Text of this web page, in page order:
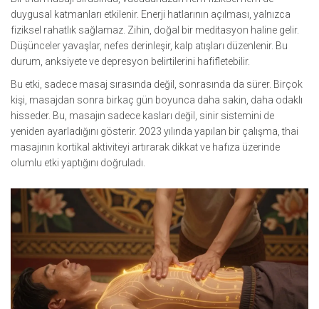
duygusal katmanları etkilenir. Enerji hatlarının açılması, yalnızca
fiziksel rahatlık sağlamaz. Zihin, doğal bir meditasyon haline gelir.
Düşünceler yavaşlar, nefes derinleşir, kalp atışları düzenlenir. Bu
durum, anksiyete ve depresyon belirtilerini hafifletebilir.
Bu etki, sadece masaj sırasında değil, sonrasında da sürer. Birçok
kişi, masajdan sonra birkaç gün boyunca daha sakin, daha odaklı
hisseder. Bu, masajın sadece kasları değil, sinir sistemini de
yeniden ayarladığını gösterir. 2023 yılında yapılan bir çalışma, thai
masajının kortikal aktiviteyi artırarak dikkat ve hafıza üzerinde
olumlu etki yaptığını doğruladı.